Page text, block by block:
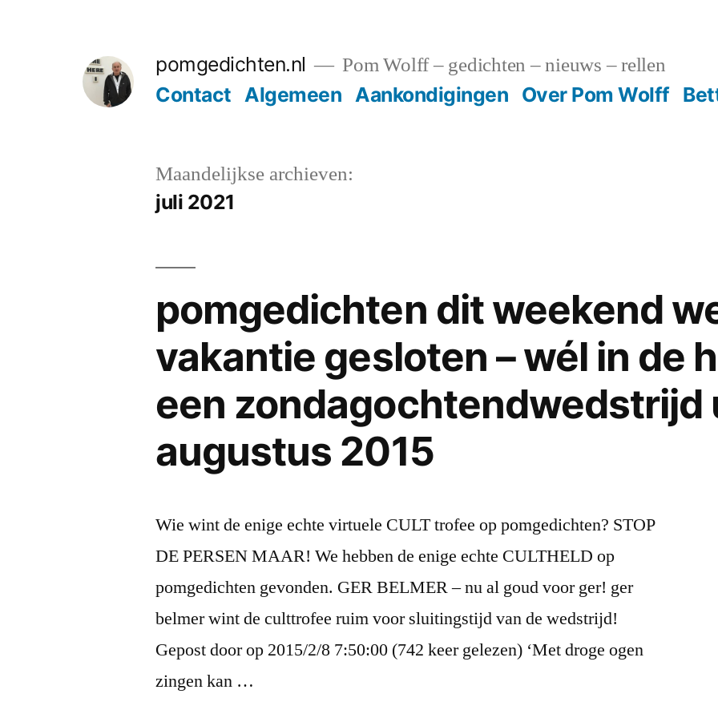
pomgedichten.nl Pom Wolff – gedichten – nieuws – rellen
Contact Algemeen Aankondigingen Over Pom Wolff
Maandelijkse archieven:
juli 2021
pomgedichten dit weekend
vakantie gesloten – wél in de
een zondagochtendwedstrijd
augustus 2015
Wie wint de enige echte virtuele CULT trofee op pomgedichten? STOP
DE PERSEN MAAR! We hebben de enige echte CULTHELD op
pomgedichten gevonden. GER BELMER – nu al goud voor ger! ger
belmer wint de culttrofee ruim voor sluitingstijd van de wedstrijd!
Gepost door op 2015/2/8 7:50:00 (742 keer gelezen) ‘Met droge ogen
zingen kan …